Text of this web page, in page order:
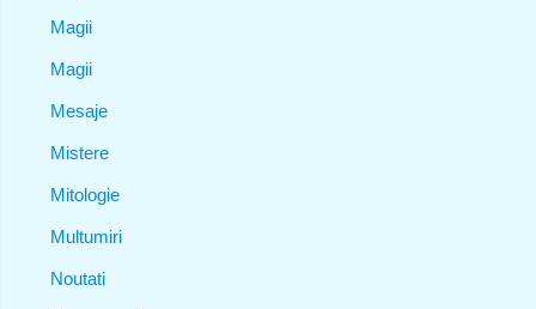
Magii
Magii
Mesaje
Mistere
Mitologie
Multumiri
Noutati